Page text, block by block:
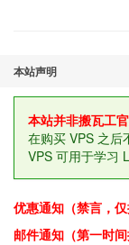
本站声明
本站并非搬瓦工
在购买 VPS 之后
VPS 可用于学习
优惠通知（禁言，
邮件通知（第一时